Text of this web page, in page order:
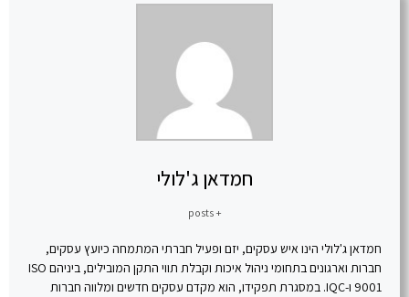
חמדאן ג'לולי
+ posts
חמדאן ג'לולי הינו איש עסקים, יזם ופעיל חברתי המתמחה כיועץ עסקים,
חברות וארגונים בתחומי ניהול איכות וקבלת תווי התקן המובילים, ביניהם ISO
9001 ו-IQC. במסגרת תפקידו, הוא מקדם עסקים חדשים ומלווה חברות